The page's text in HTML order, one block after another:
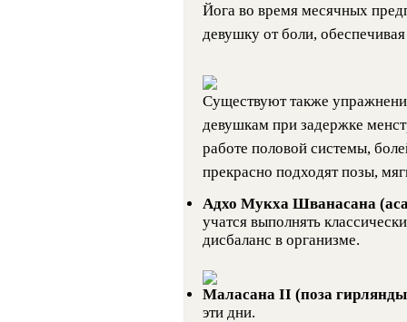
Йога во время месячных
девушку от боли,
Существуют также
девушкам при задержке
работе половой системы,
прекрасно подходят позы,
Адхо Мукха Шванасана
учатся выполнять
дисбаланс в организме.
Маласана II (поза
эти дни.